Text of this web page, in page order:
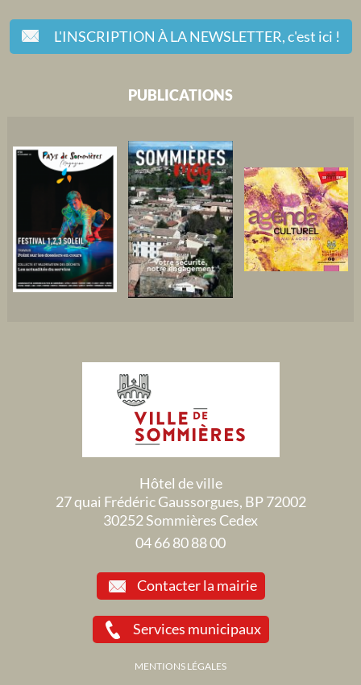
L'INSCRIPTION À LA NEWSLETTER,c'est ici !
PUBLICATIONS
Hôtel de ville
27 quai Frédéric Gaussorgues, BP 72002
30252 Sommières Cedex
04 66 80 88 00
Contacter la mairie
Services municipaux
MENTIONS LÉGALES